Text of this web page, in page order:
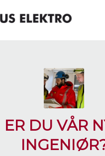
ER DU VÅR